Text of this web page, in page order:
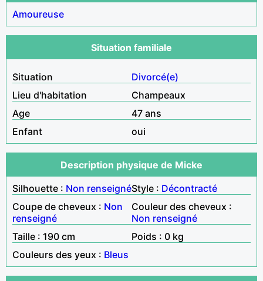
Amoureuse
Situation familiale
Situation
Divorcé(e)
Lieu d'habitation
Champeaux
Age
47 ans
Enfant
oui
Description physique de Micke
Silhouette : Non renseignéStyle : Décontracté
Coupe de cheveux : Non
renseigné
Couleur des cheveux :
Non renseigné
Taille : 190 cm
Poids : 0 kg
Couleurs des yeux : Bleus